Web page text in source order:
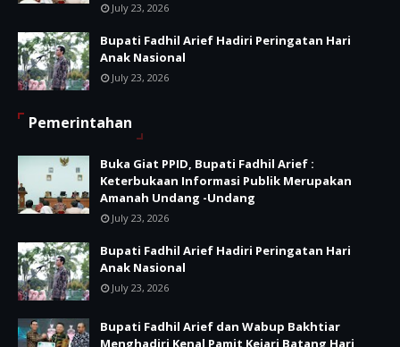
July 23, 2026
Bupati Fadhil Arief Hadiri Peringatan Hari
Anak Nasional
July 23, 2026
Pemerintahan
Buka Giat PPID, Bupati Fadhil Arief :
Keterbukaan Informasi Publik Merupakan
Amanah Undang -Undang
July 23, 2026
Bupati Fadhil Arief Hadiri Peringatan Hari
Anak Nasional
July 23, 2026
Bupati Fadhil Arief dan Wabup Bakhtiar
Menghadiri Kenal Pamit Kejari Batang Hari